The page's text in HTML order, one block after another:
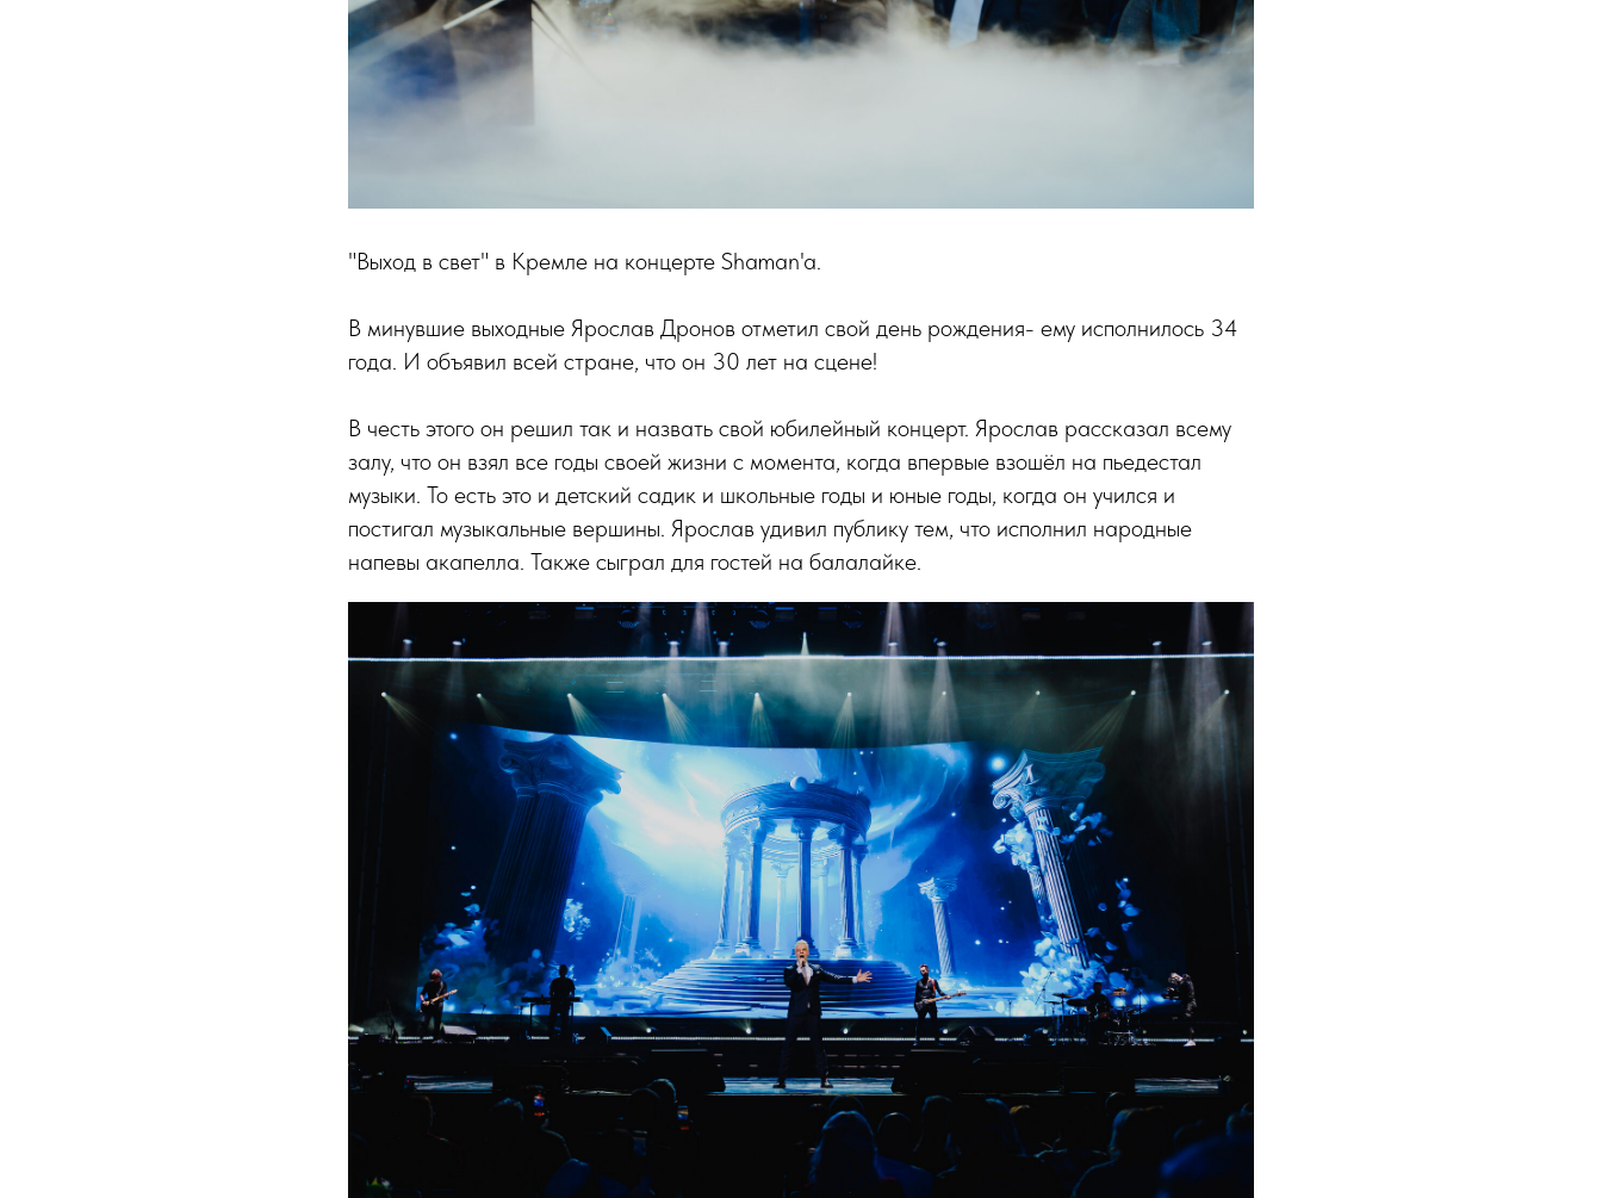
"Выход в свет" в Кремле на концерте Shaman'a.
В минувшие выходные Ярослав Дронов отметил свой день рождения- ему исполнилось 34
года. И объявил всей стране, что он 30 лет на сцене!
В честь этого он решил так и назвать свой юбилейный концерт. Ярослав рассказал всему
залу, что он взял все годы своей жизни с момента, когда впервые взошёл на пьедестал
музыки. То есть это и детский садик и школьные годы и юные годы, когда он учился и
постигал музыкальные вершины. Ярослав удивил публику тем, что исполнил народные
напевы акапелла. Также сыграл для гостей на балалайке.